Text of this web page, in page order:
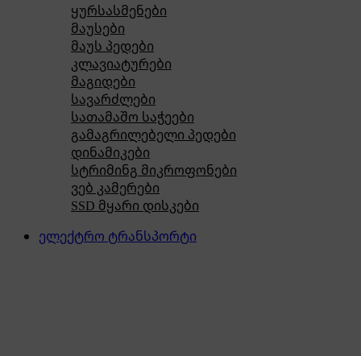
ყურსასმენები
მაუსები
მაუს პედები
კლავიატურები
მაგიდები
სავარძლები
სათამაშო საჭეები
გამაგრილებელი პედები
დინამიკები
სტრიმინგ მიკროფონები
ვებ კამერები
SSD მყარი დისკები
ელექტრო ტრანსპორტი